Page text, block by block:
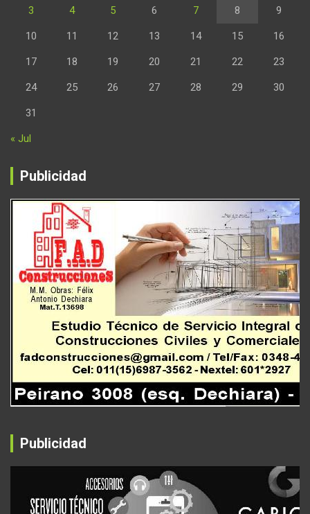
3 4 5 6 7 8 9
10 11 12 13 14 15 16
17 18 19 20 21 22 23
24 25 26 27 28 29 30
31
« Jul
Publicidad
Publicidad